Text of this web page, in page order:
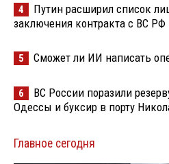
4
Путин расширил список
заключения контракта с ВС РФ
5 Сможет ли ИИ написать
6
ВС России поразили
Одессы и буксир в порту
Главное сегодня